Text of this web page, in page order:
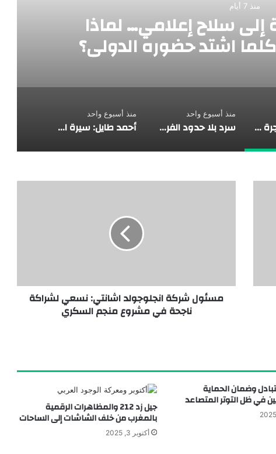
منذ 7 أيام
سلاح إعلامي… لماذا
اشتد حضوره الدولي؟
حين تتحول الهجرة إلى سلاح إعلامي… لماذا يُستهدف المغرب كلما اشتد حضوره الدولي؟
منذ أسبوع واحد
سرد بلا حدود الفرسان الثلاثة بلا خيول
منذ أسبوع واحد
أحمد طايل: سيرة الإبداع ومسارات الوعي
مسئول شركة انجلوجولد اشانتي: نسعي لشراكة
ناجحة في مشروع منجم السكري
وضمان الحماية
في ظل التوتر المتصاعد جيل زد 212 والمظاهرات الرقمية
بالمغرب من خلف الشاشات إلى الساحات
أكتوبر 3, 2025